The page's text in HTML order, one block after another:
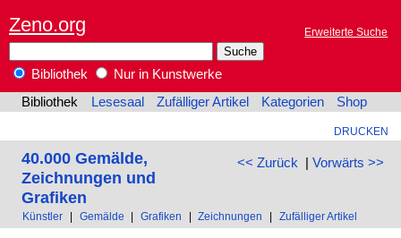
Zeno.org Erweiterte Suche
Bibliothek
Nur in Kunstwerke
Bibliothek
Lesesaal Zufälliger Artikel Kategorien Shop
DRUCKEN
<< Zurück | Vorwärts >>
40.000 Gemälde,
Zeichnungen und
Grafiken
Künstler Gemälde Grafiken Zeichnungen Zufälliger Artikel